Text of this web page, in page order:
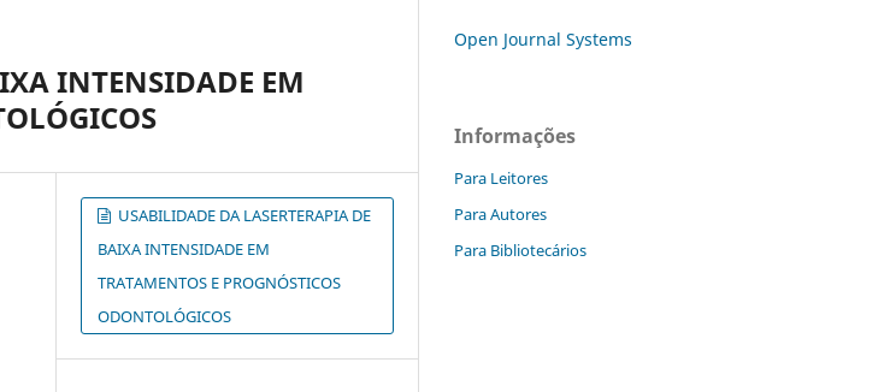
INTENSIDADE EM
USABILIDADE DA LASERTERAPIA DE
BAIXA INTENSIDADE EM
TRATAMENTOS E PROGNÓSTICOS
ODONTOLÓGICOS
Open Journal Systems
Informações
Para Leitores
Para Autores
Para Bibliotecários